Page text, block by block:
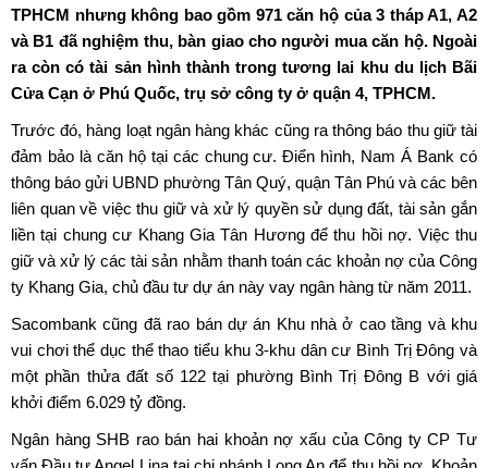
TPHCM nhưng không bao gồm 971 căn hộ của 3 tháp A1, A2
và B1 đã nghiệm thu, bàn giao cho người mua căn hộ. Ngoài
ra còn có tài sản hình thành trong tương lai khu du lịch Bãi
Cửa Cạn ở Phú Quốc, trụ sở công ty ở quận 4, TPHCM.
Trước đó, hàng loạt ngân hàng khác cũng ra thông báo thu giữ tài
đảm bảo là căn hộ tại các chung cư. Điển hình, Nam Á Bank có
thông báo gửi UBND phường Tân Quý, quận Tân Phú và các bên
liên quan về việc thu giữ và xử lý quyền sử dụng đất, tài sản gắn
liền tại chung cư Khang Gia Tân Hương để thu hồi nợ. Việc thu
giữ và xử lý các tài sản nhằm thanh toán các khoản nợ của Công
ty Khang Gia, chủ đầu tư dự án này vay ngân hàng từ năm 2011.
Sacombank cũng đã rao bán dự án Khu nhà ở cao tầng và khu
vui chơi thể dục thể thao tiểu khu 3-khu dân cư Bình Trị Đông và
một phần thửa đất số 122 tại phường Bình Trị Đông B với giá
khởi điểm 6.029 tỷ đồng.
Ngân hàng SHB rao bán hai khoản nợ xấu của Công ty CP Tư